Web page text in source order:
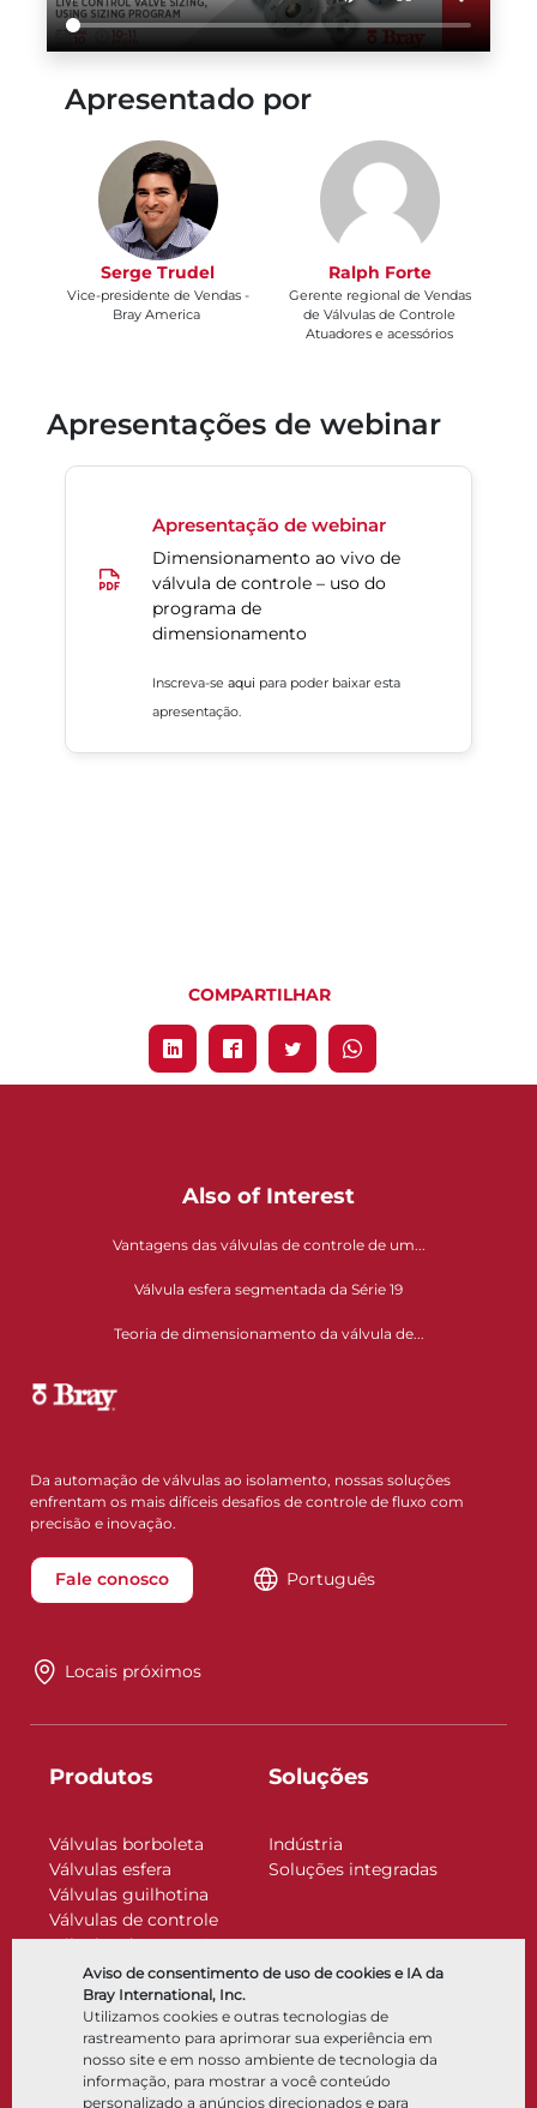
Aviso de consentimento de uso de cookies e IA da
Bray International, Inc.
Utilizamos cookies e outras tecnologias de
rastreamento para aprimorar sua experiência em
nosso site e em nosso ambiente de tecnologia da
informação, para mostrar a você conteúdo
personalizado a anúncios direcionados e para
Apresentado por
Serge Trudel
Vice-presidente de Vendas -
Bray America
Ralph Forte
Gerente regional de Vendas
de Válvulas de Controle
Atuadores e acessórios
Apresentações de webinar
Apresentação de webinar
Dimensionamento ao vivo de
válvula de controle – uso do
programa de
dimensionamento
Inscreva-se aqui para poder baixar esta
apresentação.
COMPARTILHAR
Also of Interest
Vantagens das válvulas de controle de um...
Válvula esfera segmentada da Série 19
Teoria de dimensionamento da válvula de...
Da automação de válvulas ao isolamento, nossas soluções
enfrentam os mais difíceis desafios de controle de fluxo com
precisão e inovação.
Fale conosco Português
Locais próximos
Produtos
Válvulas borboleta
Válvulas esfera
Válvulas guilhotina
Válvulas de controle
Válvulas de retenção
Atuadores
Acessórios de controle
Criogênico
Soluções
Indústria
Soluções integradas
Empresa Recursos